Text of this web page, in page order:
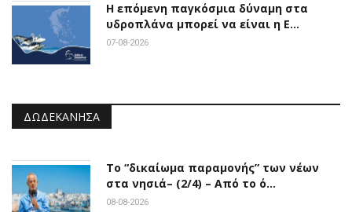
Η επόμενη παγκόσμια δύναμη στα
υδροπλάνα μπορεί να είναι η Ε…
07-08-2026
ΔΩΔΕΚΆΝΗΣΑ
Το “δικαίωμα παραμονής” των νέων
στα νησιά– (2/4) – Από το ό…
08-08-2026